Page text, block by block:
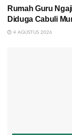
Rumah Guru
Diduga Cabuli
4 AGUSTUS 2026